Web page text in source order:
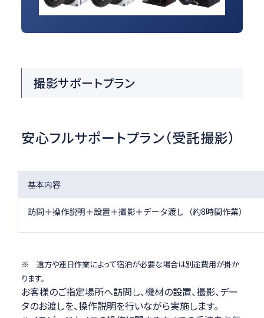
撮影サポートプラン
安心フルサポートプラン（受託撮影）
基本内容
訪問＋操作説明＋設置＋撮影＋データ渡し（約8時間作業）
※ 遠方や連日作業によって宿泊が必要な場合は別途費用が掛か
ります。
お客様のご指定場所へ訪問し、機材の設置、撮影、デー
タのお渡しを、操作説明を行いながら実施します。